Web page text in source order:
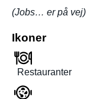
(Jobs… er på vej)
Ikoner
Restauranter